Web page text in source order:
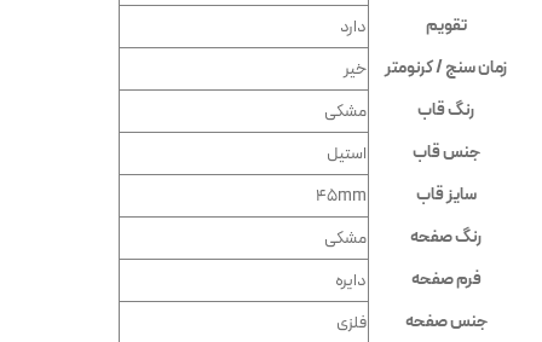
تقویم
دارد
زمان سنج / کرنومتر
خیر
رنگ قاب
مشكى
جنس قاب
استيل
سایز قاب
45mm
رنگ صفحه
مشكى
فرم صفحه
دايره
جنس صفحه
فلزى